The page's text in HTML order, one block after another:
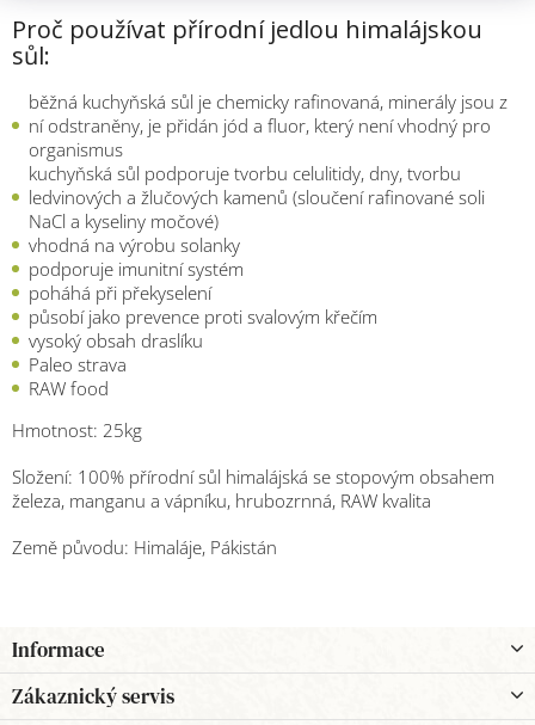
Proč používat přírodní jedlou himalájskou
sůl:
běžná kuchyňská sůl je chemicky rafinovaná, minerály jsou z
ní odstraněny, je přidán jód a fluor, který není vhodný pro
organismus
kuchyňská sůl podporuje tvorbu celulitidy, dny, tvorbu
ledvinových a žlučových kamenů (sloučení rafinované soli
NaCl a kyseliny močové)
vhodná na výrobu solanky
podporuje imunitní systém
poháhá při překyselení
působí jako prevence proti svalovým křečím
vysoký obsah draslíku
Paleo strava
RAW food
Hmotnost: 25kg
Složení: 100% přírodní sůl himalájská se stopovým obsahem
železa, manganu a vápníku, hrubozrnná, RAW kvalita
Země původu: Himaláje, Pákistán
á
p
a
Informace
Zákaznický servis